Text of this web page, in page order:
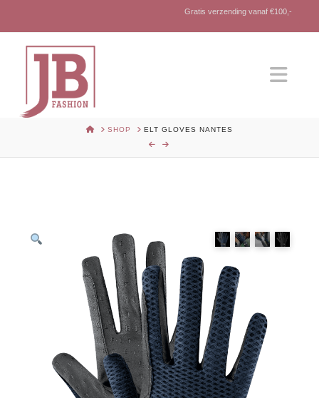
Gratis verzending vanaf €100,-
HOMESHOP ELT GLOVES NANTES